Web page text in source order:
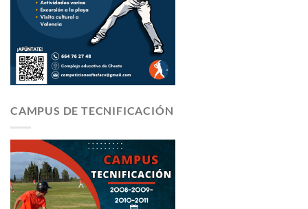
CAMPUS DE TECNIFICACIÓN